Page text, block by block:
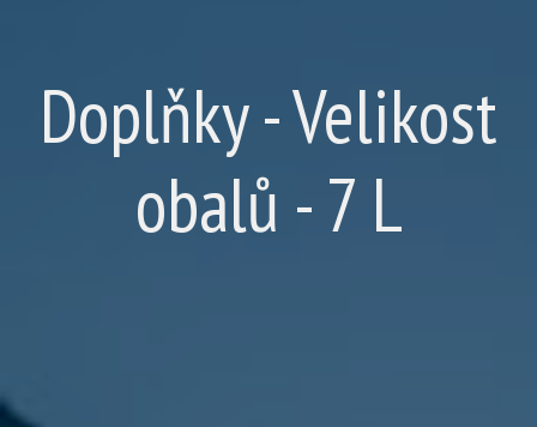
Doplňky - Velikost
obalů - 7 L